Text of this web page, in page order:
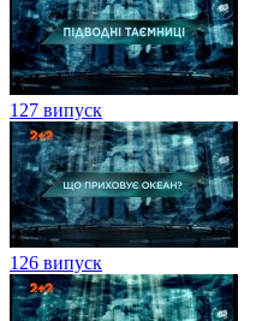
127 випуск
126 випуск